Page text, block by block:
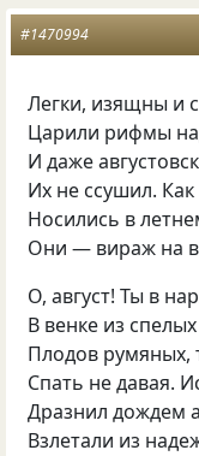
#1470994
Легки, изящны и
Царили рифмы
И даже
Их не ссушил.
Носились в
Они — вираж на
О, август! Ты в
В венке из
Плодов румяных,
Спать не давая.
Дразнил дождем
Взлетали из